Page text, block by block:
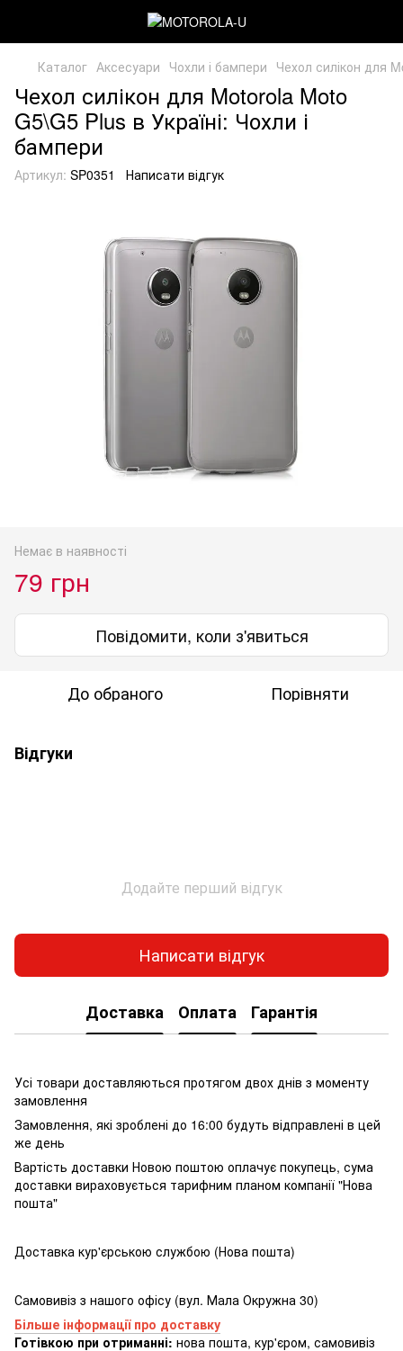
Каталог Аксесуари Чохли і бампери Чехол силікон для
Чехол силікон для Motorola Moto
G5\G5 Plus в Україні: Чохли і
бампери
Артикул: SP0351 Написати відгук
Немає в наявності
79 грн
Повідомити, коли з'явиться
До обраного Порівняти
Відгуки
Додайте перший відгук
Написати відгук
Доставка Оплата Гарантія
Усі товари доставляються протягом двох днів з моменту
замовлення
Замовлення, які зроблені до 16:00 будуть відправлені в цей
же день
Вартість доставки Новою поштою оплачує покупець, сума
доставки вираховується тарифним планом компанії "Нова
пошта"
Доставка кур'єрською службою (Нова пошта)
Самовивіз з нашого офісу (вул. Мала Окружна 30)
Більше інформації про доставку
Готівкою при отриманні: нова пошта, кур'єром, самовивіз